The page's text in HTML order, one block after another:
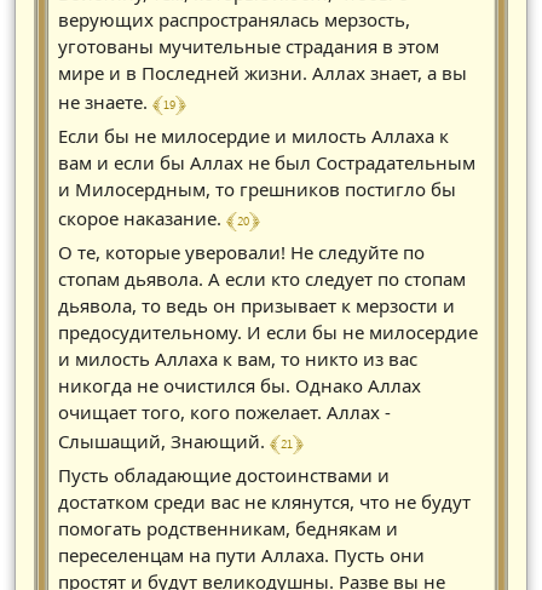
верующих распространялась мерзость,
уготованы мучительные страдания в этом
мире и в Последней жизни. Аллах знает, а вы
не знаете. ﴾ 19 ﴿
Если бы не милосердие и милость Аллаха к
вам и если бы Аллах не был Сострадательным
и Милосердным, то грешников постигло бы
скорое наказание. ﴾ 20 ﴿
О те, которые уверовали! Не следуйте по
стопам дьявола. А если кто следует по стопам
дьявола, то ведь он призывает к мерзости и
предосудительному. И если бы не милосердие
и милость Аллаха к вам, то никто из вас
никогда не очистился бы. Однако Аллах
очищает того, кого пожелает. Аллах -
Слышащий, Знающий. ﴾ 21 ﴿
Пусть обладающие достоинствами и
достатком среди вас не клянутся, что не будут
помогать родственникам, беднякам и
переселенцам на пути Аллаха. Пусть они
простят и будут великодушны. Разве вы не